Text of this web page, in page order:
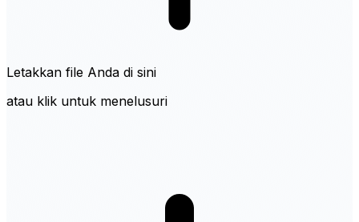
Letakkan file Anda di sini
atau klik untuk menelusuri